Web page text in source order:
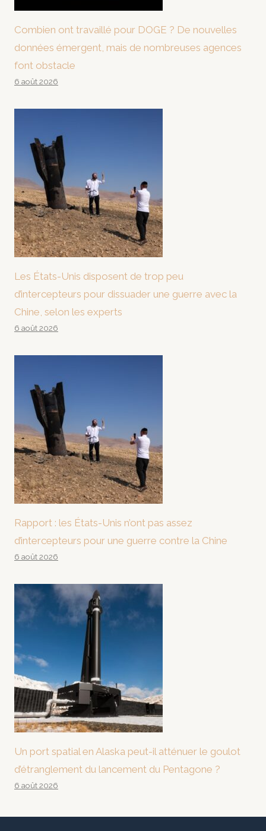
Combien ont travaillé pour DOGE ? De nouvelles
données émergent, mais de nombreuses agences
font obstacle
6 août 2026
Les États-Unis disposent de trop peu
d’intercepteurs pour dissuader une guerre avec la
Chine, selon les experts
6 août 2026
Rapport : les États-Unis n’ont pas assez
d’intercepteurs pour une guerre contre la Chine
6 août 2026
Un port spatial en Alaska peut-il atténuer le goulot
d’étranglement du lancement du Pentagone ?
6 août 2026